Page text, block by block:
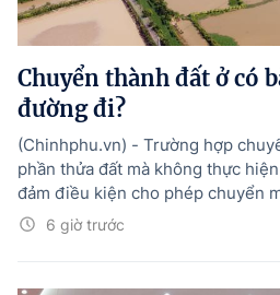
Chuyển thành đất ở có
đường đi?
6 giờ trước
(Chinhphu.vn) - Trường hợp
phần thửa đất mà không thực
đảm điều kiện cho phép chuyển